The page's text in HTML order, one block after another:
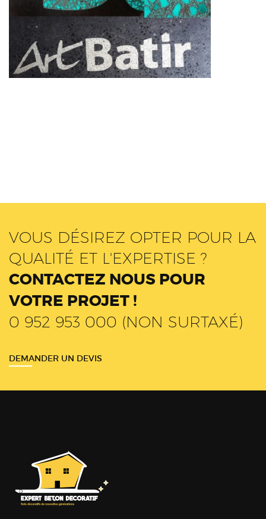
VOUS DÉSIREZ OPTER POUR LA
QUALITÉ ET L'EXPERTISE ?
CONTACTEZ NOUS POUR
VOTRE PROJET !
0 952 953 000 (NON SURTAXÉ)
DEMANDER UN DEVIS